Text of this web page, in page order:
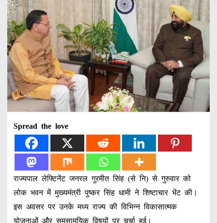
Spread the love
राज्यपाल लेफ्टिनेंट जनरल गुरमीत सिंह (से नि) से गुरुवार को
लोक भवन में मुख्यमंत्री पुष्कर सिंह धामी ने शिष्टाचार भेंट की।
इस अवसर पर उनके मध्य राज्य की विभिन्न विकासात्मक
योजनाओं और समसामयिक विषयों पर चर्चा हुई।